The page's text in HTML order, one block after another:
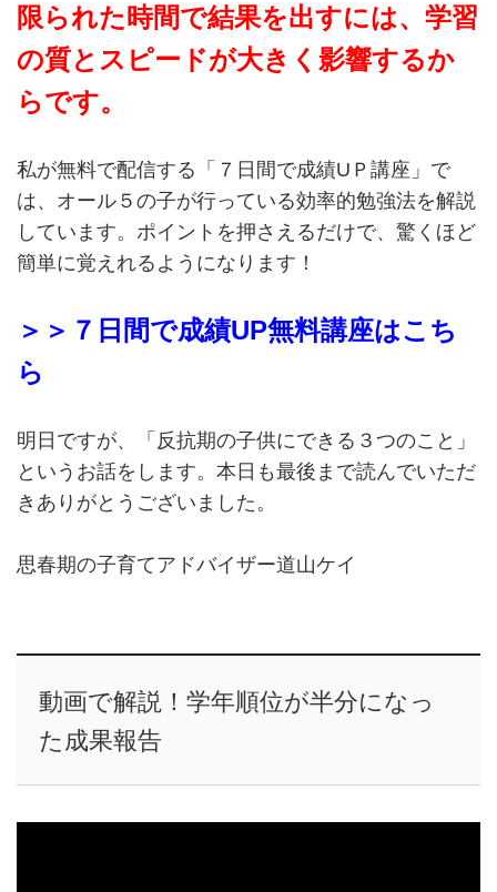
限られた時間で結果を出すには、学習
の質とスピードが大きく影響するか
らです。
私が無料で配信する「７日間で成績UＰ講座」で
は、オール５の子が行っている効率的勉強法を解説
しています。ポイントを押さえるだけで、驚くほど
簡単に覚えれるようになります！
＞＞７日間で成績UP無料講座はこち
ら
明日ですが、「反抗期の子供にできる３つのこと」
というお話をします。本日も最後まで読んでいただ
きありがとうございました。
思春期の子育てアドバイザー道山ケイ
動画で解説！学年順位が半分になっ
た成果報告